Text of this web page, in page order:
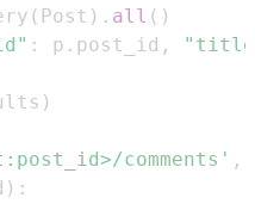
( Post ) . all ( )
: p . post_id ,
)
comments' ,
) :